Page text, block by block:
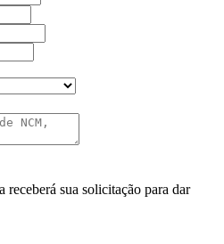
sua solicitação para dar